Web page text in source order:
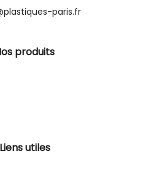
paris.fr
produits
Liens utiles